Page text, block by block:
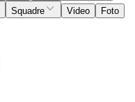
Squadre Video
Foto